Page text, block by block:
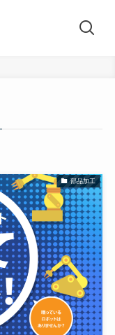
部品加工